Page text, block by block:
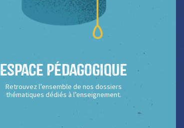
Espace Pédagogique
Retrouvez l’ensemble de nos dossiers
thématiques dédiés à l’enseignement.